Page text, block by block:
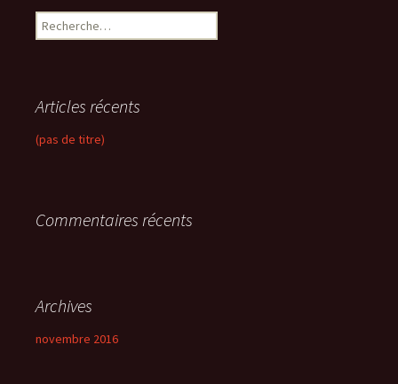
R
e
r
c
h
:
Articles récents
(pas de titre)
Commentaires récents
Archives
novembre 2016